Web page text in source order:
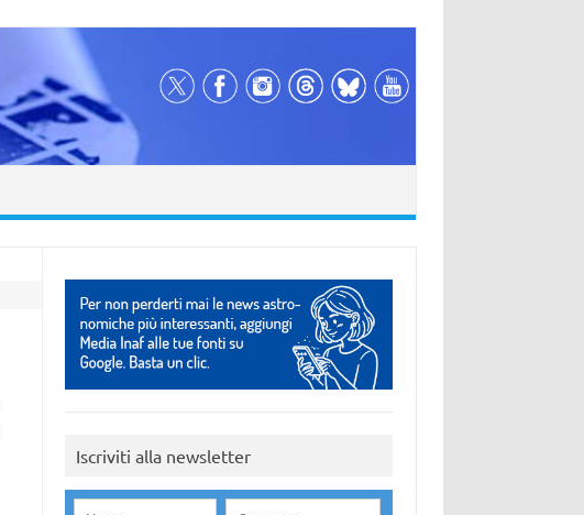
Iscriviti alla newsletter